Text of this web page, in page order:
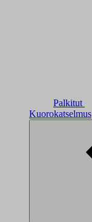
Palkitut
Kuorokatselmus